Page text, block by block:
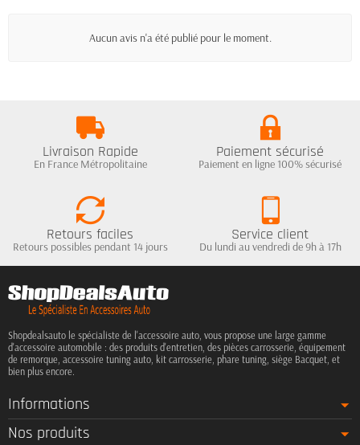
Aucun avis n'a été publié pour le moment.
Livraison Rapide
En France Métropolitaine
Paiement sécurisé
Paiement en ligne 100% sécurisé
Retours faciles
Retours possibles pendant 14 jours
Service client
Du lundi au vendredi de 9h à 17h
Shopdealsauto le spécialiste de l'accessoire auto, vous propose une large gamme
d'accessoire automobile : des produits d'entretien, des pièces carrosserie, équipement
de remorque, accessoire tuning auto, kit carrosserie, phare tuning, siège Bacquet, et
bien plus encore.
Informations
Nos produits